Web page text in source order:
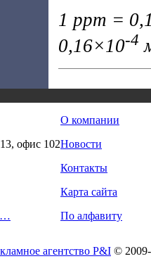
1 ppm =
0,16×10-4
офис 102
О компании
Новости
Контакты
Карта сайта
По алфавиту
агентство P&I ©